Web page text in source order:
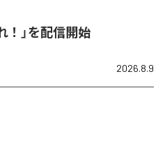
！」を配信開始
2026.8.9